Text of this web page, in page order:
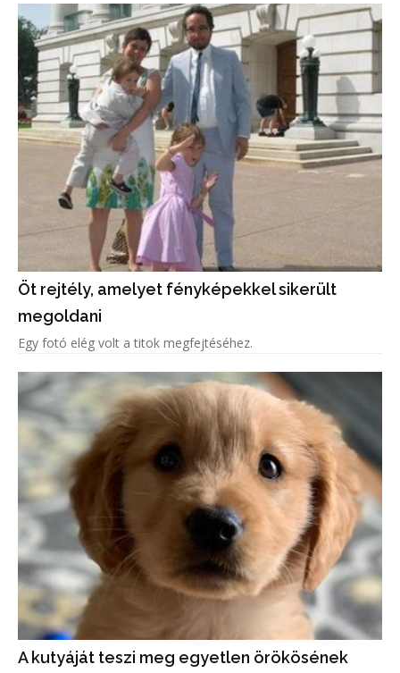
Öt rejtély, amelyet fényképekkel sikerült
megoldani
Egy fotó elég volt a titok megfejtéséhez.
A kutyáját teszi meg egyetlen örökösének